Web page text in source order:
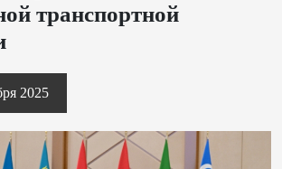
транспортной
2025